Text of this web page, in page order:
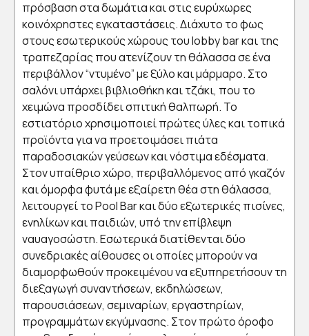
πρόσβαση στα δωμάτια και στις ευρύχωρες
κοινόχρηστες εγκαταστάσεις. Διάχυτο το φως
στους εσωτερικούς χώρους του lobby bar και της
τραπεζαρίας που ατενίζουν τη θάλασσα σε ένα
περιβάλλον “ντυμένο” με ξύλο και μάρμαρο. Στο
σαλόνι υπάρχει βιβλιοθήκη και τζάκι, που το
χειμώνα προσδίδει σπιτική θαλπωρή. Το
εστιατόριο χρησιμοποιεί πρώτες ύλες και τοπικά
προϊόντα για να προετοιμάσει πιάτα
παραδοσιακών γεύσεων και νόστιμα εδέσματα.
Στον υπαίθριο χώρο, περιβαλλόμενος από γκαζόν
και όμορφα φυτά με εξαίρετη θέα στη θάλασσα,
λειτουργεί το Pool Bar και δύο εξωτερικές πισίνες,
ενηλίκων και παιδιών, υπό την επίβλεψη
ναυαγοσώστη. Εσωτερικά διατίθενται δύο
συνεδριακές αίθουσες οι οποίες μπορούν να
διαμορφωθούν προκειμένου να εξυπηρετήσουν τη
διεξαγωγή συναντήσεων, εκδηλώσεων,
παρουσιάσεων, σεμιναρίων, εργαστηρίων,
προγραμμάτων εκγύμνασης. Στον πρώτο όροφο